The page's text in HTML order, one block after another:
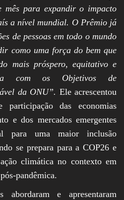
mês para expandir o impacto
a nível mundial. O Prêmio já
de pessoas em todo o mundo
como uma força do bem que
mais próspero, equitativo e
com os Objetivos de
da ONU”. Ele acrescentou
das economias
e dos mercados emergentes
para uma maior inclusão
se prepara para a COP26 e
climática no contexto em
pandêmica.
e apresentaram